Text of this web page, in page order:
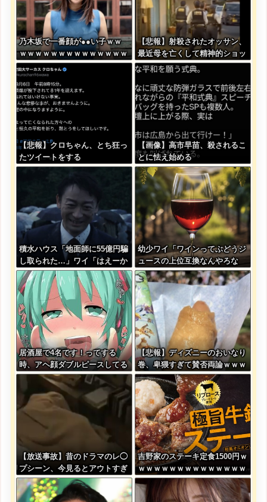
乃木坂で一番顔が●●い子ｗｗ
ｗｗｗｗｗｗｗｗｗｗｗｗｗｗ
ｗｗｗ
【悲報】射殺されたオッサン、
最近母を亡くして精神的ショッ
クを受けていたと判明・・・
【悲報】クロちゃん、とち狂っ
たツイートをする
【画像】高市早苗、殺されるこ
とに怯え始める
積水ハウス「地面師に55億円騙
し取られた…」ワイ「はえーか
わいそう…会社滅茶苦茶やろな
ぁ」→
幼少ワイ「ワインってぶどうジ
ュースの上位互換なんやろな
ぁ」
居酒屋で4名です！ってする
時、アヘ顔ダブルピースしてる
みたいになるの恥ずかしいんや
が
【悲報】ディズニーのおいなり
巻、卑猥すぎて賛否両論ｗｗｗ
ｗｗｗｗｗ
【放送事故】昔のドラマのレ◯
プシーン、今見るとアウトすぎ
る・・・
吉野家のステーキ定食1500円ｗ
ｗｗｗｗｗｗｗｗｗｗｗｗｗｗ
ｗｗｗｗ